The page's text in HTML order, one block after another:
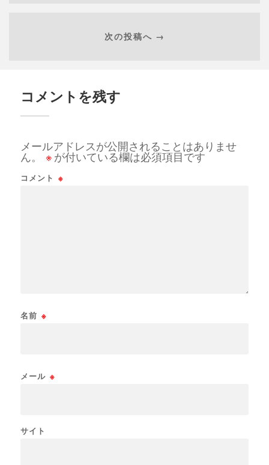
次の投稿へ →
コメントを残す
メールアドレスが公開されることはありませ
ん。
※ が付いている欄は必須項目です
コメント ※
名前 ※
メール ※
サイト